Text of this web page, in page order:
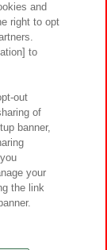
ポリシー
針と検証結果
お問い合わせ
and
right to opt
to
out
of
banner,
your
the link